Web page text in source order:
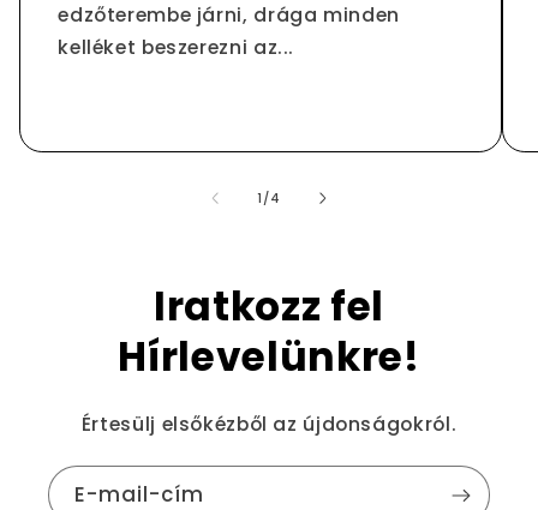
edzőterembe járni, drága minden
kelléket beszerezni az...
1 //4
Iratkozz fel
Hírlevelünkre!
Értesülj elsőkézből az újdonságokról.
E-mail-cím